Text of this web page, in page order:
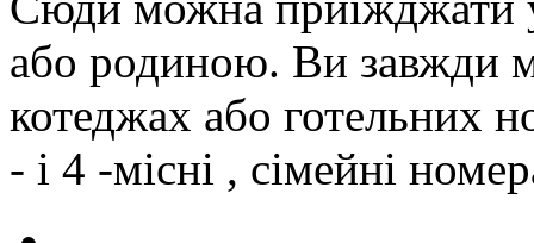
або родиною. Ви завжди
котеджах або готельних
- і 4 -місні , сімейні